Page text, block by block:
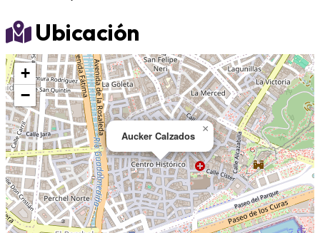
Ubicación
Aucker Calzados
×
+
−